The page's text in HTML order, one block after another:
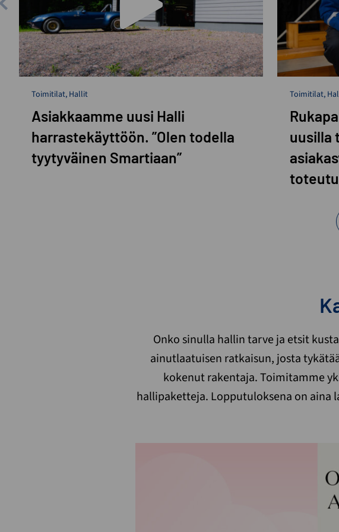
Toimitilat, Hallit
Asiakkaamme uusi Halli
harrastekäyttöön. ”Olen todella
tyytyväinen Smartiaan”
Toimitilat,
uusilla
Onko sinulla hallin tarve ja etsit
ainutlaatuisen ratkaisun, josta
kokenut rakentaja. Toimitamme
hallipaketteja. Lopputuloksena on aina